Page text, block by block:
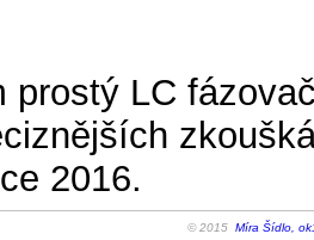
prostý LC
2016.
© 2015 Míra Šídlo,